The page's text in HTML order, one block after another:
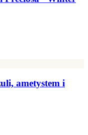
ametystem i